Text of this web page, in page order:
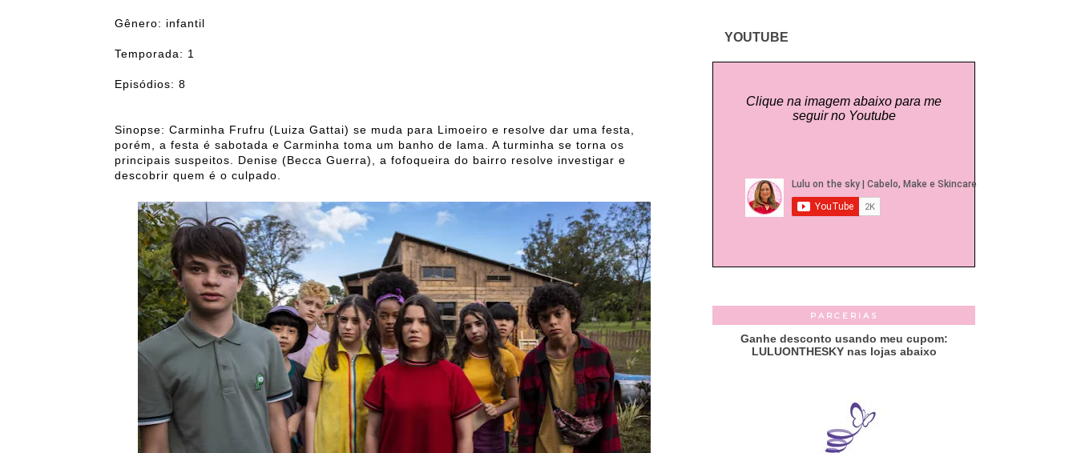
Gênero: infantil
Temporada: 1
Episódios: 8
Sinopse: Carminha Frufru (Luiza Gattai) se muda para Limoeiro e resolve dar uma festa,
porém, a festa é sabotada e Carminha toma um banho de lama. A turminha se torna os
principais suspeitos. Denise (Becca Guerra), a fofoqueira do bairro resolve investigar e
descobrir quem é o culpado.
YOUTUBE
Clique na imagem abaixo para me
seguir no Youtube
PARCERIAS
Ganhe desconto usando meu cupom:
LULUONTHESKY nas lojas abaixo